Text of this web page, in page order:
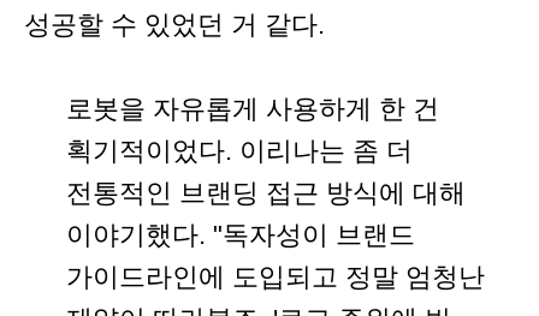
성공할 수 있었던 거 같다.
로봇을 자유롭게 사용하게 한 건
획기적이었다. 이리나는 좀 더
전통적인 브랜딩 접근 방식에 대해
이야기했다. "독자성이 브랜드
가이드라인에 도입되고 정말 엄청난